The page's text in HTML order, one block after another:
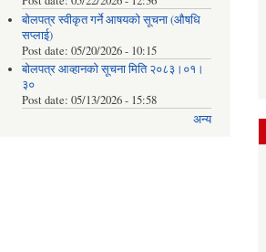
बोलपत्र स्वीकृत गर्ने आषयको सूचना (औषधि
सप्लाई)
Post date: 05/20/2026 - 10:15
बोलपत्र आव्हानको सूचना मिति २०८३।०१।
३०
Post date: 05/13/2026 - 15:58
अन्य